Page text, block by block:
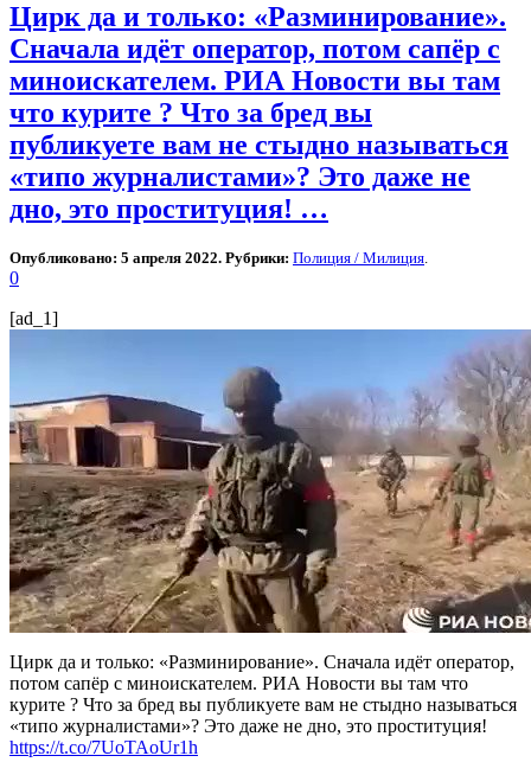
Цирк да и только: «Разминирование».
Сначала идёт оператор, потом сапёр с
миноискателем. РИА Новости вы там
что курите ? Что за бред вы
публикуете вам не стыдно называться
«типо журналистами»? Это даже не
дно, это проституция! …
Опубликовано: 5 апреля 2022. Рубрики: Полиция / Милиция
0
[ad_1]
Цирк да и только: «Разминирование». Сначала идёт оператор,
потом сапёр с миноискателем. РИА Новости вы там что
курите ? Что за бред вы публикуете вам не стыдно называться
«типо журналистами»? Это даже не дно, это проституция!
https://t.co/7UoTAoUr1h